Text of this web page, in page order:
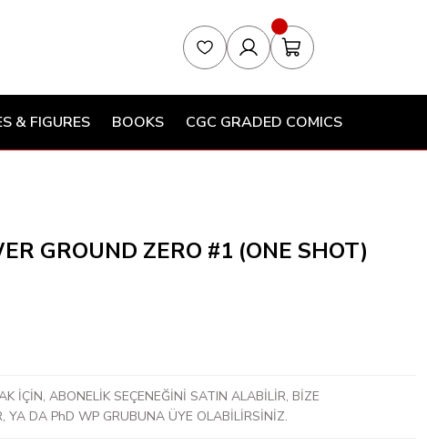
& FIGURES BOOKS CGC GRADED COMICS
GROUND ZERO #1 (ONE SHOT)
İÇİN, ABONELİK SEÇENEĞİNİ SATIN ALABİLİR, BİZE
YA DA PhD WP GRUBUNA ÜYE OLABİLİRSİNİZ.